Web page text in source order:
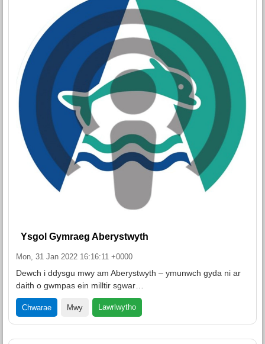
Ysgol Gymraeg Aberystwyth
Mon, 31 Jan 2022 16:16:11 +0000
Dewch i ddysgu mwy am Aberystwyth – ymunwch gyda ni ar
daith o gwmpas ein milltir sgwar…
Chwarae Mwy Lawrlwytho